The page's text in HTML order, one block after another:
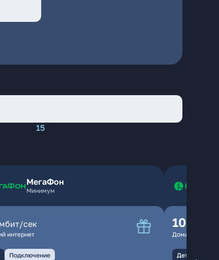
15
МегаФон
Минимум
мбит/сек
интернет
Подключение
100
Домашний
Детали